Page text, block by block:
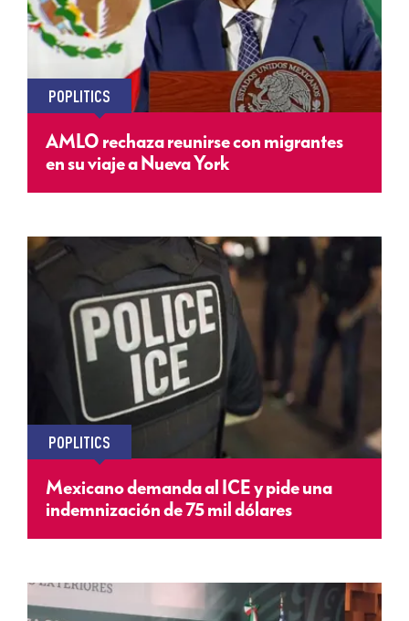
POPLITICS
AMLO rechaza reunirse con migrantes
en su viaje a Nueva York
POPLITICS
Mexicano demanda al ICE y pide una
indemnización de 75 mil dólares